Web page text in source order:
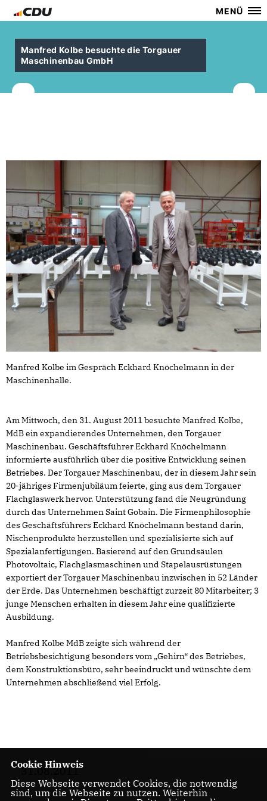
MENÜ
Manfred Kolbe besuchte die Torgauer
Maschinenbau GmbH
Manfred Kolbe im Gespräch Eckhard Knöchelmann in der
Maschinenhalle.
Am Mittwoch, den 31. August 2011 besuchte Manfred Kolbe,
MdB ein expandierendes Unternehmen, den Torgauer
Maschinenbau. Geschäftsführer Eckhard Knöchelmann
informierte ausführlich über die positive Entwicklung seinen
Betriebes. Der Torgauer Maschinenbau, der in diesem Jahr sein
20-jähriges Firmenjubiläum feierte, ging aus dem Torgauer
Flachglaswerk hervor. Unterstützung fand die Neugründung
durch das Unternehmen Saint Gobain. Die Firmenphilosophie
des Geschäftsführers Eckhard Knöchelmann bestand darin,
Nischenprodukte herzustellen und spezialisierte sich auf
Spezialanfertigungen. Basierend auf den Grundsäulen
Photovoltaic, Flachglasmaschinen und Stapelausrüstungen
exportiert der Torgauer Maschinenbau inzwischen in 52 Länder
der Erde. Das Unternehmen beschäftigt zurzeit 80 Mitarbeiter; 3
junge Menschen erhalten in diesem Jahr eine qualifizierte
Ausbildung.
Manfred Kolbe MdB zeigte sich während der
Betriebsbesichtigung besonders vom „Gehirn“ des Betriebes,
dem Konstruktionsbüro, sehr beeindruckt und wünschte dem
Unternehmen abschließend viel Erfolg.
31.08.2011
Cookie Hinweis
Diese Webseite verwendet Cookies, die notwendig
sind, um die Webseite zu nutzen. Weiterhin